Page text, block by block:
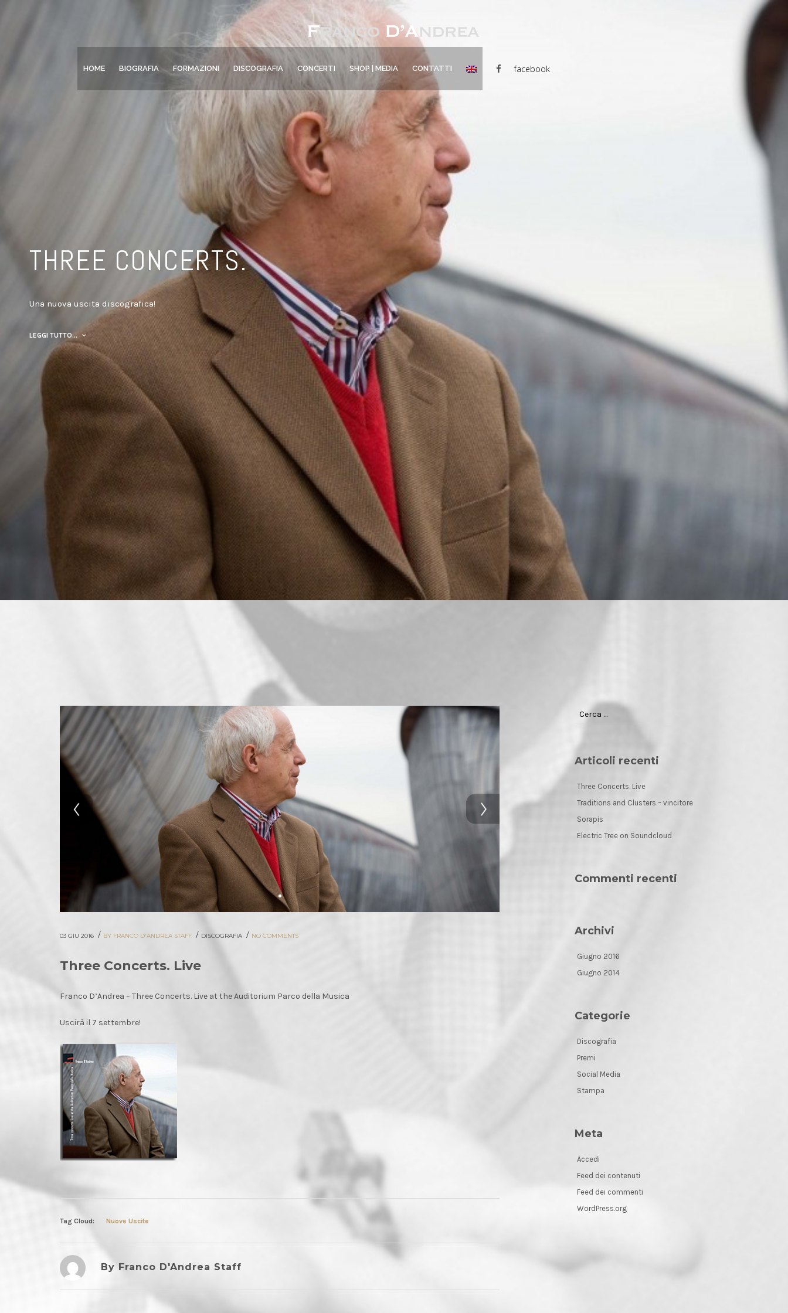
HOME BIOGRAFIA FORMAZIONI DISCOGRAFIA CONCERTI SHOP | MEDIA CONTATTI facebook
THREE CONCERTS.
Una nuova uscita discografica!
LEGGI TUTTO...
03 GIU 2016 / BY FRANCO D'ANDREA STAFF / DISCOGRAFIA / NO COMMENTS
Three Concerts. Live
Franco D’Andrea – Three Concerts. Live at the Auditorium Parco della Musica
Uscirà il 7 settembre!
Tag Cloud: Nuove Uscite
By Franco D'Andrea Staff
Articoli recenti
Three Concerts. Live
Traditions and Clusters – vincitore
Sorapis
Electric Tree on Soundcloud
Commenti recenti
Archivi
Giugno 2016
Giugno 2014
Categorie
Discografia
Premi
Social Media
Stampa
Meta
Accedi
Feed dei contenuti
Feed dei commenti
WordPress.org